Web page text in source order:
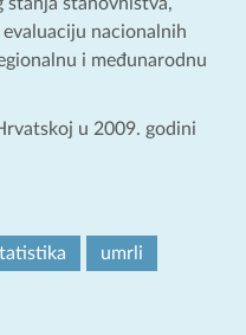
stanja stanovništva,
nacionalnih
i međunarodnu
u 2009. godini
umrli